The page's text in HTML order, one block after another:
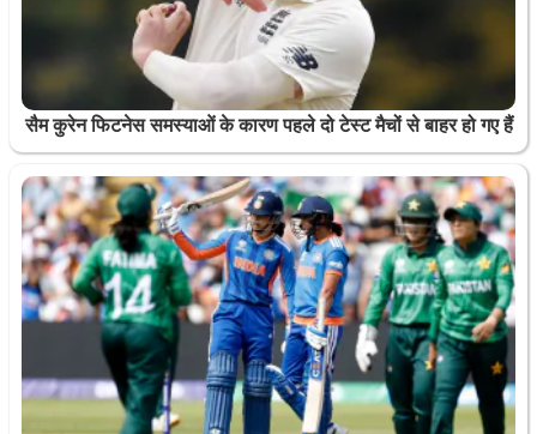
सैम कुरेन फिटनेस समस्याओं के कारण पहले दो टेस्ट मैचों से बाहर हो गए हैं